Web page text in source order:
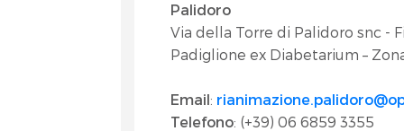
Palidoro
Via della Torre di Palidoro snc -
Padiglione ex Diabetarium –
Email:
Telefono: (+39) 06 6859 3355